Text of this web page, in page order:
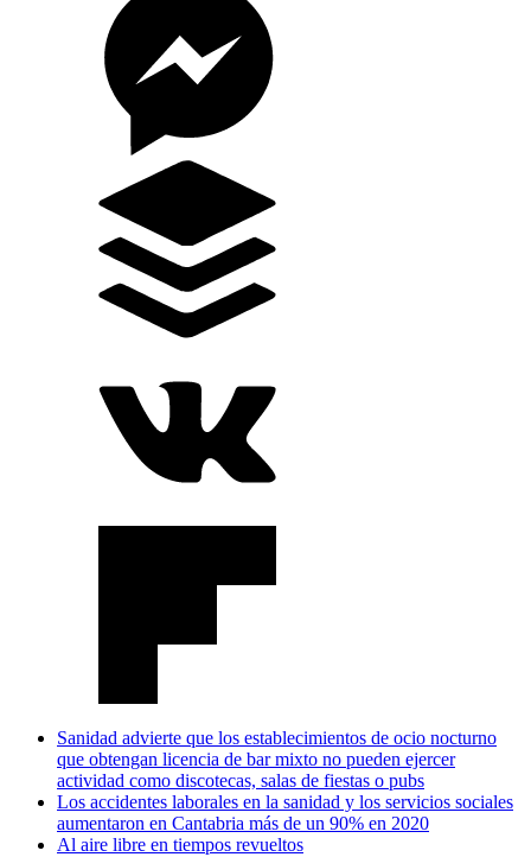
Sanidad advierte que los establecimientos de ocio nocturno
que obtengan licencia de bar mixto no pueden ejercer
actividad como discotecas, salas de fiestas o pubs
Los accidentes laborales en la sanidad y los servicios sociales
aumentaron en Cantabria más de un 90% en 2020
Al aire libre en tiempos revueltos